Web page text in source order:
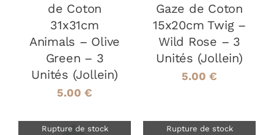
de Coton
31x31cm
Animals – Olive
Green – 3
Unités (Jollein)
5.00 €
Gaze de Coton
15x20cm Twig –
Wild Rose – 3
Unités (Jollein)
5.00 €
Rupture de stock Rupture de stock